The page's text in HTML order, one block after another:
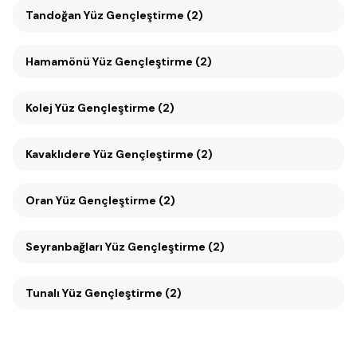
Tandoğan Yüz Gençleştirme (2)
Hamamönü Yüz Gençleştirme (2)
Kolej Yüz Gençleştirme (2)
Kavaklıdere Yüz Gençleştirme (2)
Oran Yüz Gençleştirme (2)
Seyranbağları Yüz Gençleştirme (2)
Tunalı Yüz Gençleştirme (2)